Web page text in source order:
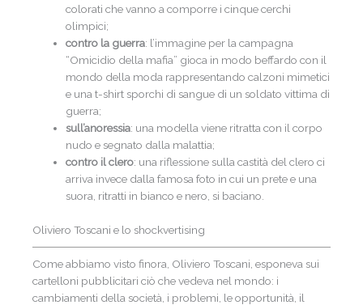
colorati che vanno a comporre i cinque cerchi
olimpici;
contro la guerra: l’immagine per la campagna
“Omicidio della mafia” gioca in modo beffardo con il
mondo della moda rappresentando calzoni mimetici
e una t-shirt sporchi di sangue di un soldato vittima di
guerra;
sull’anoressia: una modella viene ritratta con il corpo
nudo e segnato dalla malattia;
contro il clero: una riflessione sulla castità del clero ci
arriva invece dalla famosa foto in cui un prete e una
suora, ritratti in bianco e nero, si baciano.
Oliviero Toscani e lo shockvertising
Come abbiamo visto finora, Oliviero Toscani, esponeva sui
cartelloni pubblicitari ciò che vedeva nel mondo: i
cambiamenti della società, i problemi, le opportunità, il